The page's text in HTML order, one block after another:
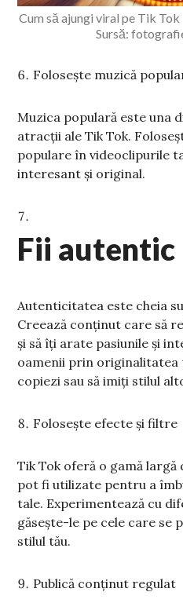
Cum să ajungi
Sursă: fotografie
Folosește muzică
Muzica populară este una
atracții ale Tik Tok.
populare în videoclipurile
interesant și original.
Fii autentic
Autenticitatea este cheia
Creează conținut care să
și să îți arate pasiunile și
oamenii prin originalitatea
copiezi sau să imiți stilul
Folosește efecte și filtre
Tik Tok oferă o gamă
pot fi utilizate pentru a
tale. Experimentează cu
găsește-le pe cele care se
stilul tău.
Publică conținut regulat